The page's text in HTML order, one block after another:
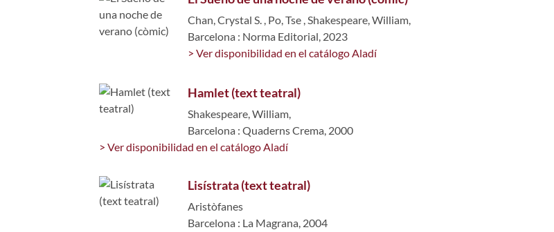
Chan, Crystal S. , Po, Tse ,Shakespeare, William,
Barcelona : Norma Editorial, 2023
> Ver disponibilidad en el catálogo Aladí
Hamlet (text teatral)
Shakespeare, William,
Barcelona : Quaderns Crema, 2000
> Ver disponibilidad en el catálogo Aladí
Lisístrata (text teatral)
Aristòfanes
Barcelona : La Magrana, 2004